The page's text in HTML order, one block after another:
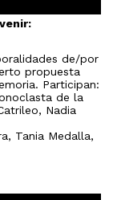
de/por
propuesta
Participan:
de la
Nadia
Tania Medalla,